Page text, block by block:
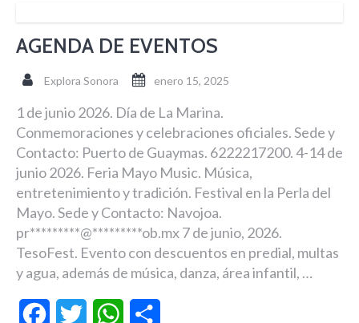
AGENDA DE EVENTOS
Explora Sonora enero 15, 2025
1 de junio 2026. Día de La Marina.
Conmemoraciones y celebraciones oficiales. Sede y
Contacto: Puerto de Guaymas. 6222217200. 4-14 de
junio 2026. Feria Mayo Music. Música,
entretenimiento y tradición. Festival en la Perla del
Mayo. Sede y Contacto: Navojoa.
pr*********@*********ob.mx ​7 de junio, 2026.
TesoFest. Evento con descuentos en predial, multas
y agua, además de música, danza, área infantil, …
FacebookTwitter WhatsApp